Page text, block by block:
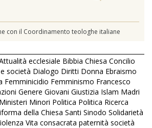
con il Coordinamento teologhe italiane
ecclesiale Bibbia Chiesa Concilio
società Dialogo Diritti Donna Ebraismo
Femminicidio Femminismo Francesco
Genere Giovani Giustizia Islam Madri
Ministeri Minori Politica Politica Ricerca
della Chiesa Santi Sinodo Solidarietà
Vita consacrata paternità società